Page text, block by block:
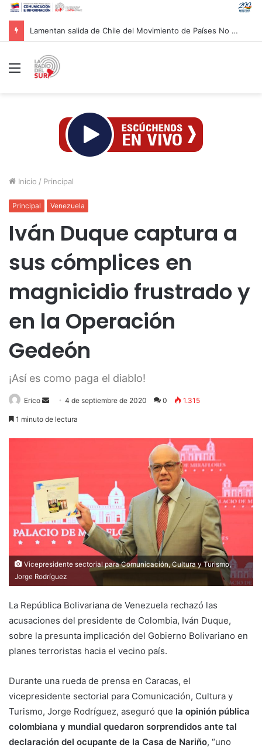
Lamentan salida de Chile del Movimiento de Países No Alineados
Menú
Inicio / Principal
Principal Venezuela
Iván Duque captura a
sus cómplices en
magnicidio frustrado y
en la Operación
Gedeón
¡Así es como paga el diablo!
Erico
Send4 de septiembre de 2020 0 1.315
1 minuto de lectura
Vicepresidente sectorial para Comunicación, Cultura y Turismo,
Jorge Rodríguez
La República Bolivariana de Venezuela rechazó las
acusaciones del presidente de Colombia, Iván Duque,
sobre la presunta implicación del Gobierno Bolivariano en
planes terroristas hacia el vecino país.
Durante una rueda de prensa en Caracas, el
vicepresidente sectorial para Comunicación, Cultura y
Turismo, Jorge Rodríguez, aseguró que la opinión pública
colombiana y mundial quedaron sorprendidos ante tal
declaración del ocupante de la Casa de Nariño, “uno